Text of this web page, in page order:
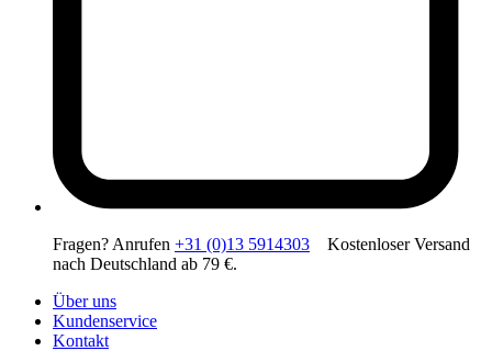
Fragen? Anrufen +31 (0)13 5914303 Kostenloser Versand
nach Deutschland ab 79 €.
Über uns
Kundenservice
Kontakt